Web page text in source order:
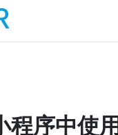
程序中使